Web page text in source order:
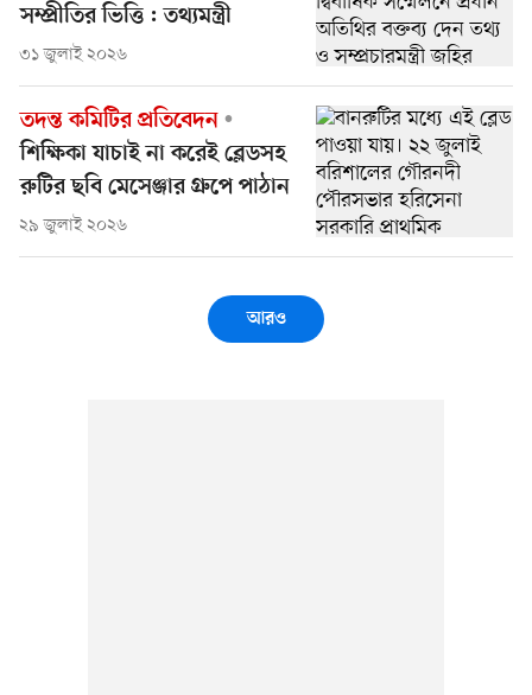
সম্প্রীতির ভিত্তি : তথ্যমন্ত্রী
৩১ জুলাই ২০২৬
তদন্ত কমিটির প্রতিবেদন
শিক্ষিকা যাচাই না করেই ব্লেডসহ
রুটির ছবি মেসেঞ্জার গ্রুপে পাঠান
২৯ জুলাই ২০২৬
আরও